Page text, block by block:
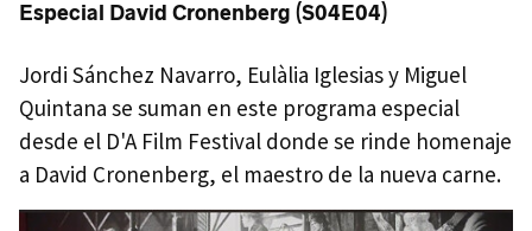
Especial David Cronenberg (S04E04)
Jordi Sánchez Navarro, Eulàlia Iglesias y Miguel
Quintana se suman en este programa especial
desde el D'A Film Festival donde se rinde homenaje
a David Cronenberg, el maestro de la nueva carne.